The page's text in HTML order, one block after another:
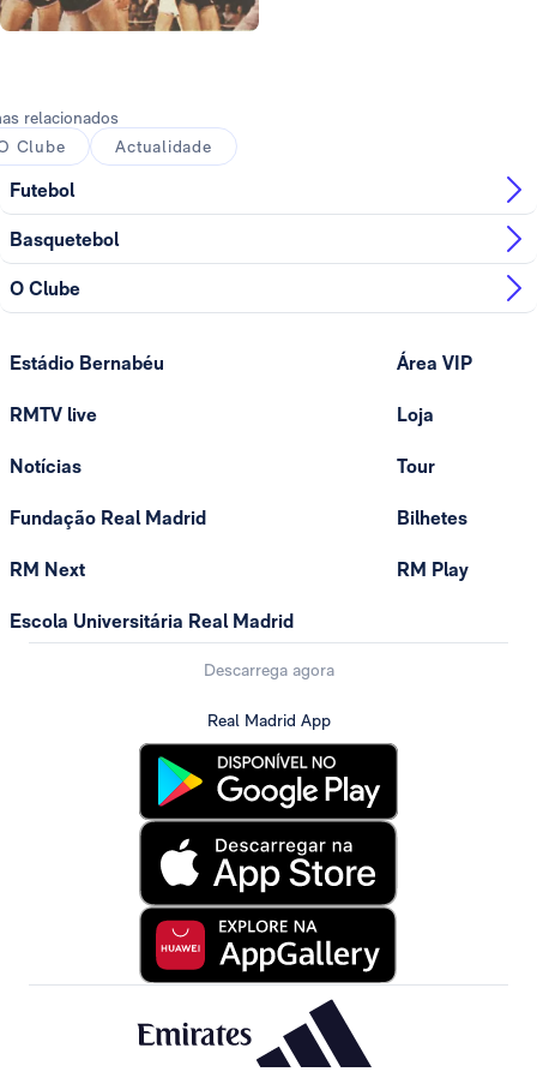
relacionados
Clube
Actualidade
Futebol
Basquetebol
O Clube
Estádio Bernabéu
RMTV live
Notícias
Fundação Real Madrid
RM Next
Escola Universitária Real Madrid
Área VIP
Loja
Tour
Bilhetes
RM Play
Descarrega agora
Real Madrid App